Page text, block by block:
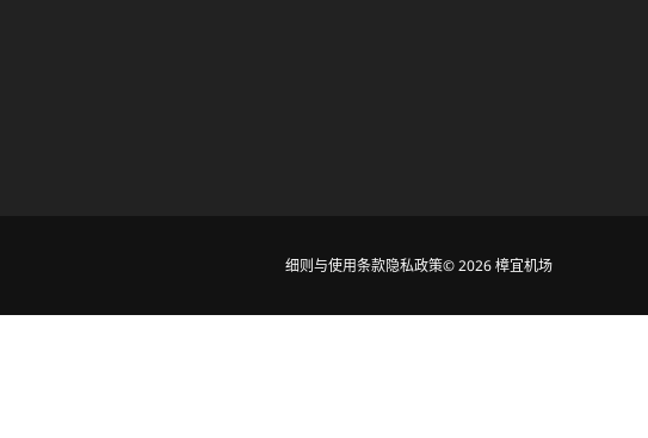
细则与使用条款隐私政策© 2026 樟宜机场